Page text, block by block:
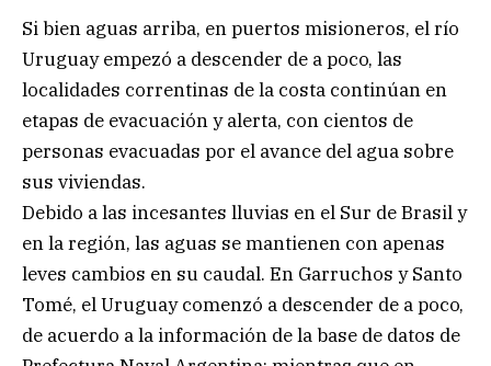
Si bien aguas arriba, en puertos misioneros, el río
Uruguay empezó a descender de a poco, las
localidades correntinas de la costa continúan en
etapas de evacuación y alerta, con cientos de
personas evacuadas por el avance del agua sobre
sus viviendas.
Debido a las incesantes lluvias en el Sur de Brasil y
en la región, las aguas se mantienen con apenas
leves cambios en su caudal. En Garruchos y Santo
Tomé, el Uruguay comenzó a descender de a poco,
de acuerdo a la información de la base de datos de